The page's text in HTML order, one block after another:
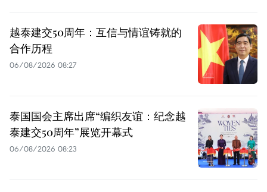
越泰建交50周年：互信与情谊铸就的
合作历程
06/08/2026 08:27
泰国国会主席出席“编织友谊：纪念越
泰建交50周年”展览开幕式
06/08/2026 08:23